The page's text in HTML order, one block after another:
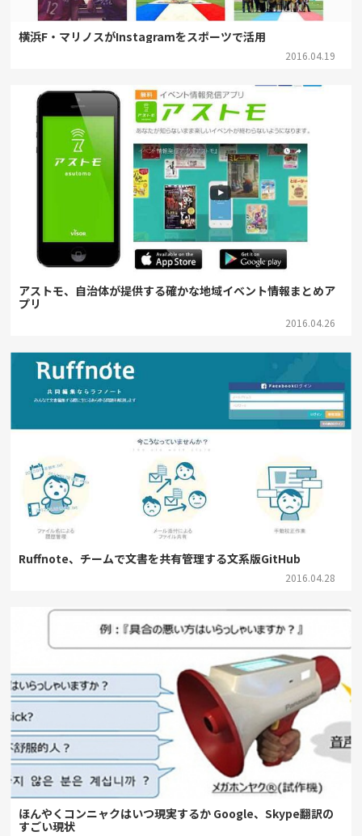
横浜F・マリノスがInstagramをスポーツで活用
2016.04.19
アストモ、自治体が提供する確かな地域イベント情報まとめア
プリ
2016.04.26
Ruffnote、チームで文書を共有管理する文系版GitHub
2016.04.28
ほんやくコンニャクはいつ現実するか Google、Skype翻訳の
すごい現状